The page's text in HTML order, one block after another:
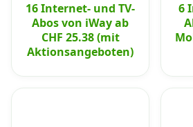
16 Internet- und TV-
Abos von iWay ab
CHF 25.38 (mit
Aktionsangeboten)
6